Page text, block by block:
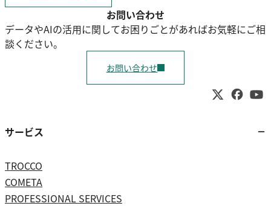
お問い合わせ
データやAIの活用に関してお困りごとがあればお気軽にご相
談ください。
お問い合わせ
サービス
TROCCO
COMETA
PROFESSIONAL SERVICES